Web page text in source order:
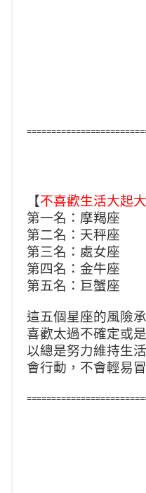
【不喜歡生活大起
第一名：摩羯座
第二名：天秤座
第三名：處女座
第四名：金牛座
第五名：巨蟹座
這五個星座的風險
喜歡太過不確定或
以總是努力維持生
會行動，不會輕易